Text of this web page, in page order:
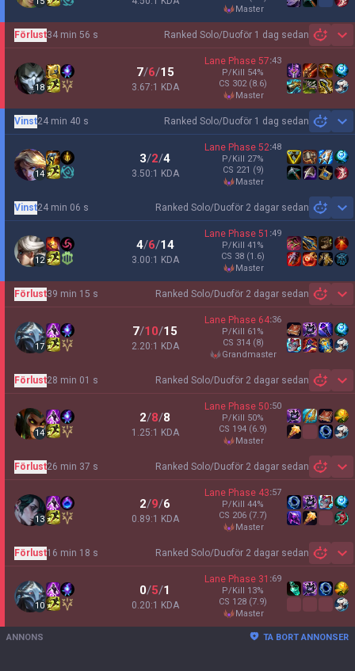
master
Ranked Solo/Duoför 1 dag sedan
Förlust34 min 56 s
18
7/6/15
3.67:1 KDA
Lane Phase 57:43
P/Kill 54%
CS 302 (8.6)
master
Ranked Solo/Duoför 1 dag sedan
Vinst24 min 40 s
14
3/2/4
3.50:1 KDA
Lane Phase 52:48
P/Kill 27%
CS 221 (9)
master
Ranked Solo/Duoför 2 dagar sedan
Vinst24 min 06 s
12
4/6/14
3.00:1 KDA
Lane Phase 51 :49
P/Kill 41 %
CS 38 (1.6)
master
Ranked Solo/Duoför 2 dagar sedan
Förlust39 min 15 s
17
7/10/15
2.20:1 KDA
Lane Phase 64:36
P/Kill 61 %
CS 314 (8)
grandmaster
Ranked Solo/Duoför 2 dagar sedan
Förlust28 min 01 s
14
2/8/8
1.25:1 KDA
Lane Phase 50:50
P/Kill 50%
CS 194 (6.9)
master
Ranked Solo/Duoför 2 dagar sedan
Förlust26 min 37 s
13
2/9/6
0.89:1 KDA
Lane Phase 43:57
P/Kill 44%
CS 206 (7.7)
master
Ranked Solo/Duoför 2 dagar sedan
Förlust16 min 18 s
10
0/5/1
0.20:1 KDA
Lane Phase 31 :69
P/Kill 13%
CS 128 (7.9)
master
ANNONS TA BORT ANNONSER